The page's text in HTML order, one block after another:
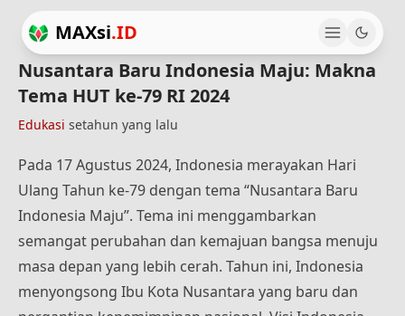
MAXsi.ID
Nusantara Baru Indonesia Maju: Makna
Tema HUT ke-79 RI 2024
Edukasi setahun yang lalu
Pada 17 Agustus 2024, Indonesia merayakan Hari
Ulang Tahun ke-79 dengan tema “Nusantara Baru
Indonesia Maju”. Tema ini menggambarkan
semangat perubahan dan kemajuan bangsa menuju
masa depan yang lebih cerah. Tahun ini, Indonesia
menyongsong Ibu Kota Nusantara yang baru dan